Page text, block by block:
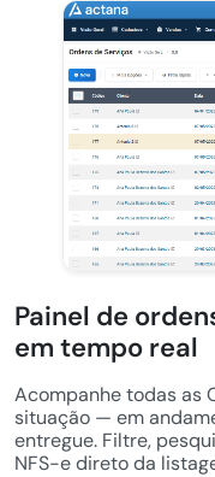
Painel de
em tempo real
Acompanhe todas as
situação — em
entregue. Filtre,
NFS-e direto da